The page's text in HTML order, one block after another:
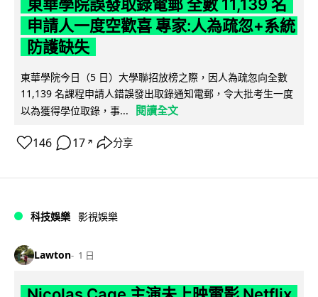
東華學院誤發取錄電郵 全數 11,139 名
申請人一度空歡喜 專家:人為疏忽+系統
防護缺失
東華學院今日（5 日）大學聯招放榜之際，因人為疏忽向全數
11,139 名課程申請人錯誤發出取錄通知電郵，令大批考生一度
以為獲得學位取錄，事...
閱讀全文
146 17 ↗ 分享
科技娛樂 影視娛樂
Lawton 1 日